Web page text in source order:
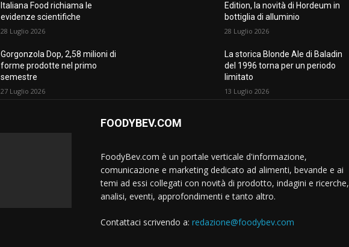
Italiana Food richiama le
evidenze scientifiche
28 Luglio 2026
Gorgonzola Dop, 2,58 milioni di
forme prodotte nel primo
semestre
27 Luglio 2026
Edition, la novità di Hordeum in
bottiglia di alluminio
28 Luglio 2026
La storica Blonde Ale di Baladin
del 1996 torna per un periodo
limitato
13 Luglio 2026
FOODYBEV.COM
FoodyBev.com è un portale verticale d'informazione,
comunicazione e marketing dedicato ad alimenti, bevande e ai
temi ad essi collegati con novità di prodotto, indagini e ricerche,
analisi, eventi, approfondimenti e tanto altro.
Contattaci scrivendo a: redazione@foodybev.com